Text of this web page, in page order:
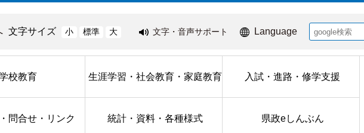
文字サイズ 小 標準 大 文字・音声サポート Language
校教育 生涯学習・社会教育・家庭教育 入試・進路・修学支援
問合せ・リンク 統計・資料・各種様式 県政eしんぶん